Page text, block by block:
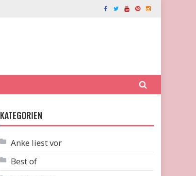
KATEGORIEN
Anke liest vor
Best of